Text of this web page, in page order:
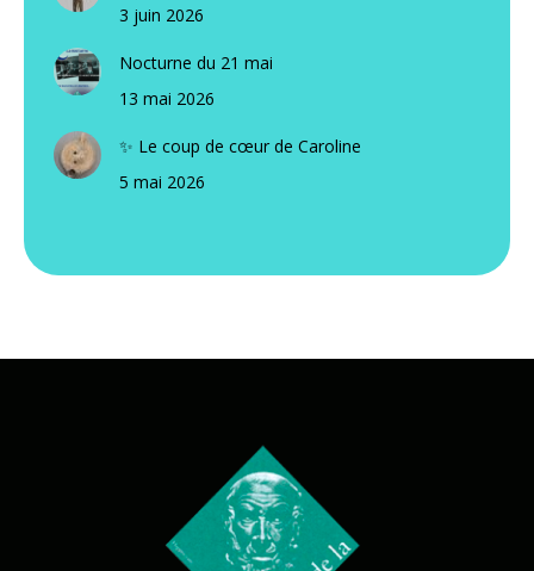
3 juin 2026
Nocturne du 21 mai
13 mai 2026
✨ Le coup de cœur de Caroline
5 mai 2026